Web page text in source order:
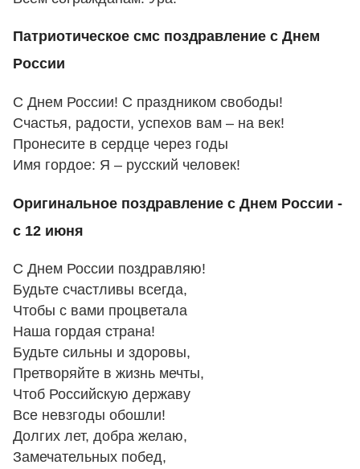
Патриотическое смс поздравление с Днем
России
С Днем России! С праздником свободы!
Счастья, радости, успехов вам – на век!
Пронесите в сердце через годы
Имя гордое: Я – русский человек!
Оригинальное поздравление с Днем России -
с 12 июня
С Днем России поздравляю!
Будьте счастливы всегда,
Чтобы с вами процветала
Наша гордая страна!
Будьте сильны и здоровы,
Претворяйте в жизнь мечты,
Чтоб Российскую державу
Все невзгоды обошли!
Долгих лет, добра желаю,
Замечательных побед,